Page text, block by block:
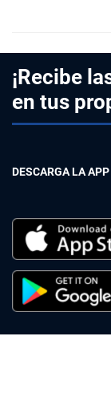
¡Recibe
en tus
DESCARGA LA APP